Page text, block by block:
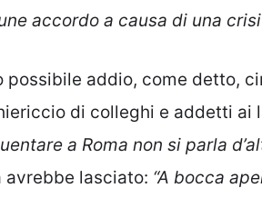
accordo a causa di una
possibile addio, come detto,
di colleghi e addetti ai
a Roma non si parla
avrebbe lasciato: “A bocca